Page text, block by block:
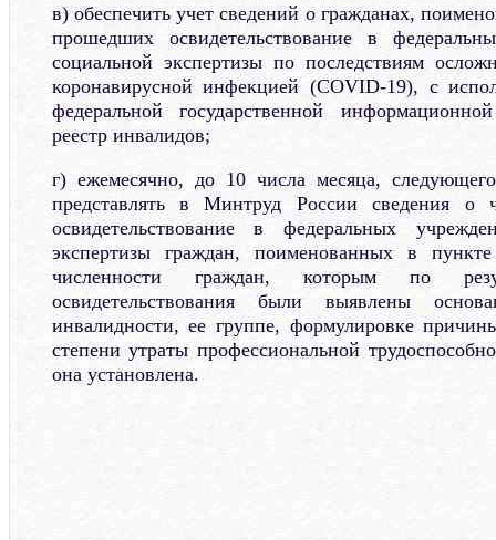
в) обеспечить учет сведений о гражданах,
прошедших освидетельствование в
социальной экспертизы по последствиям
коронавирусной инфекцией (COVID-19), с
федеральной государственной
реестр инвалидов;
г) ежемесячно, до 10 числа месяца,
представлять в Минтруд России сведения о
освидетельствование в федеральных
экспертизы граждан, поименованных в
численности граждан, которым по
освидетельствования были выявлены
инвалидности, ее группе, формулировке
степени утраты профессиональной
она установлена.